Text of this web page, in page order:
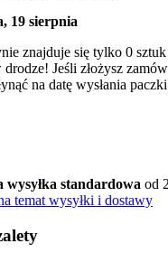
19 sierpnia
znajduje się tylko 0 sztuk
Jeśli złożysz
na datę wysłania
standardowa od
temat wysyłki i dostawy